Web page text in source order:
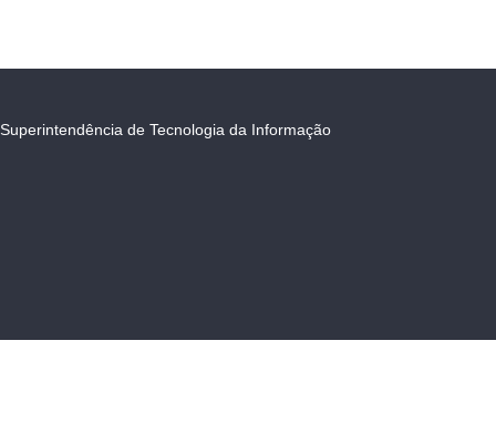
Superintendência de Tecnologia da Informação